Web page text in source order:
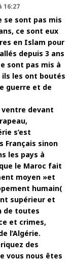
16:27
se sont pas mis
ce sont eux
en Islam pour
depuis 3 ans
sont pas mis à
les ont boutés
guerre et de
ventre devant
s’est
Français sinon
les pays à
le Maroc fait
moyen »et
humain(
supérieur et
de toutes
et crimes,
l’Algérie.
des
vous nous êtes